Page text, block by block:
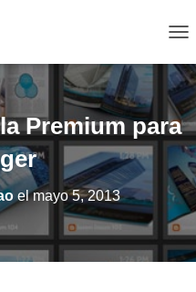
A
M
B
I
A
R
M
O
D
O
D
E
Premium para
elmayo 5, 2013